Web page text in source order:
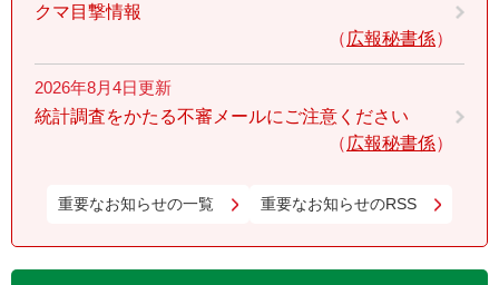
クマ目撃情報
広報秘書係
2026年8月4日更新
統計調査をかたる不審メールにご注意ください
広報秘書係
重要なお知らせの一覧 重要なお知らせのRSS